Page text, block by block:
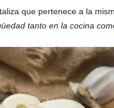
que pertenece a la
tanto en la cocina